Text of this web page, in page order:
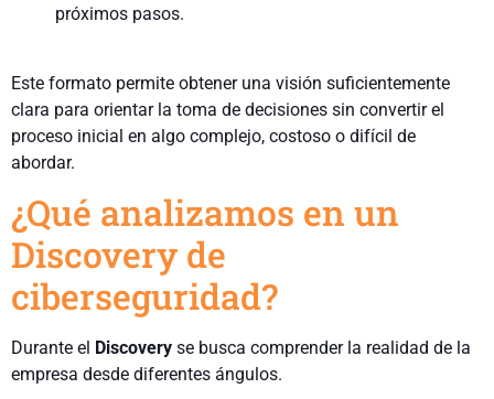
próximos pasos.
Este formato permite obtener una visión suficientemente
clara para orientar la toma de decisiones sin convertir el
proceso inicial en algo complejo, costoso o difícil de
abordar.
¿Qué analizamos en un
Discovery de
ciberseguridad?
Durante el Discovery se busca comprender la realidad de la
empresa desde diferentes ángulos.